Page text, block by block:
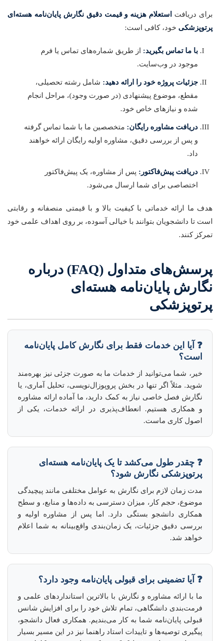
برای دریافت
استعلام هزینه و قیمت دقیق نگارش پایان‌نامه هسته‌ای
پرتوپزشکی خود، کافی است:
با ما تماس بگیرید: از طریق شماره‌های تماس یا فرم
موجود در وب‌سایت.
جزئیات پروژه خود را ارائه دهید: شامل رشته تحصیلی،
مقطع، موضوع پیشنهادی (در صورت وجود)، مراحل انجام
شده و نیازهای خاص خود.
دریافت مشاوره رایگان: متخصصین ما با شما تماس گرفته
و پس از بررسی دقیق، مشاوره اولیه رایگان ارائه خواهند
داد.
دریافت پیش‌فاکتور: پس از مشاوره، یک پیش‌فاکتور
اختصاصی برای شما ارسال می‌شود.
هدف ما ارائه خدماتی با کیفیت بالا و با قیمتی منصفانه و رقابتی
است تا دانشجویان بتوانند با خیالی آسوده، بر روی اهداف علمی خود
تمرکز کنند.
پرسش‌های متداول (FAQ) درباره
نگارش پایان‌نامه هسته‌ای
پرتوپزشکی
❓ آیا این خدمات فقط برای نگارش کامل پایان‌نامه
است؟
خیر، شما می‌توانید از خدمات ما به صورت جزئی نیز بهره‌مند
شوید. مثلاً اگر تنها در بخش پروپوزال‌نویسی، تحلیل آماری، یا
نگارش فصل خاصی نیاز به کمک دارید، ما آماده ارائه مشاوره
و همکاری هستیم. انعطاف‌پذیری در ارائه خدمات، یکی از
اصول کاری ماست.
❓ چقدر طول می‌کشد تا یک پایان‌نامه هسته‌ای
پرتوپزشکی نگارش شود؟
مدت زمان لازم برای نگارش به عوامل مختلفی مانند پیچیدگی
موضوع، حجم کار، میزان دسترسی به داده‌ها و منابع، و سطح
همکاری دانشجو بستگی دارد. اما پس از مشاوره اولیه و
بررسی دقیق جزئیات، یک زمان‌بندی واقع‌بینانه به شما اعلام
خواهد شد.
❓ آیا تضمینی برای قبولی پایان‌نامه وجود دارد؟
ما با ارائه مشاوره و نگارش با بالاترین استانداردهای علمی و
فرمت‌بندی دانشگاهی، تمام تلاش خود را برای افزایش شانس
قبولی پایان‌نامه شما به کار می‌بندیم. همکاری فعال دانشجو،
پیگیری توصیه‌ها و تاییدات استاد راهنما نیز در این مسیر بسیار